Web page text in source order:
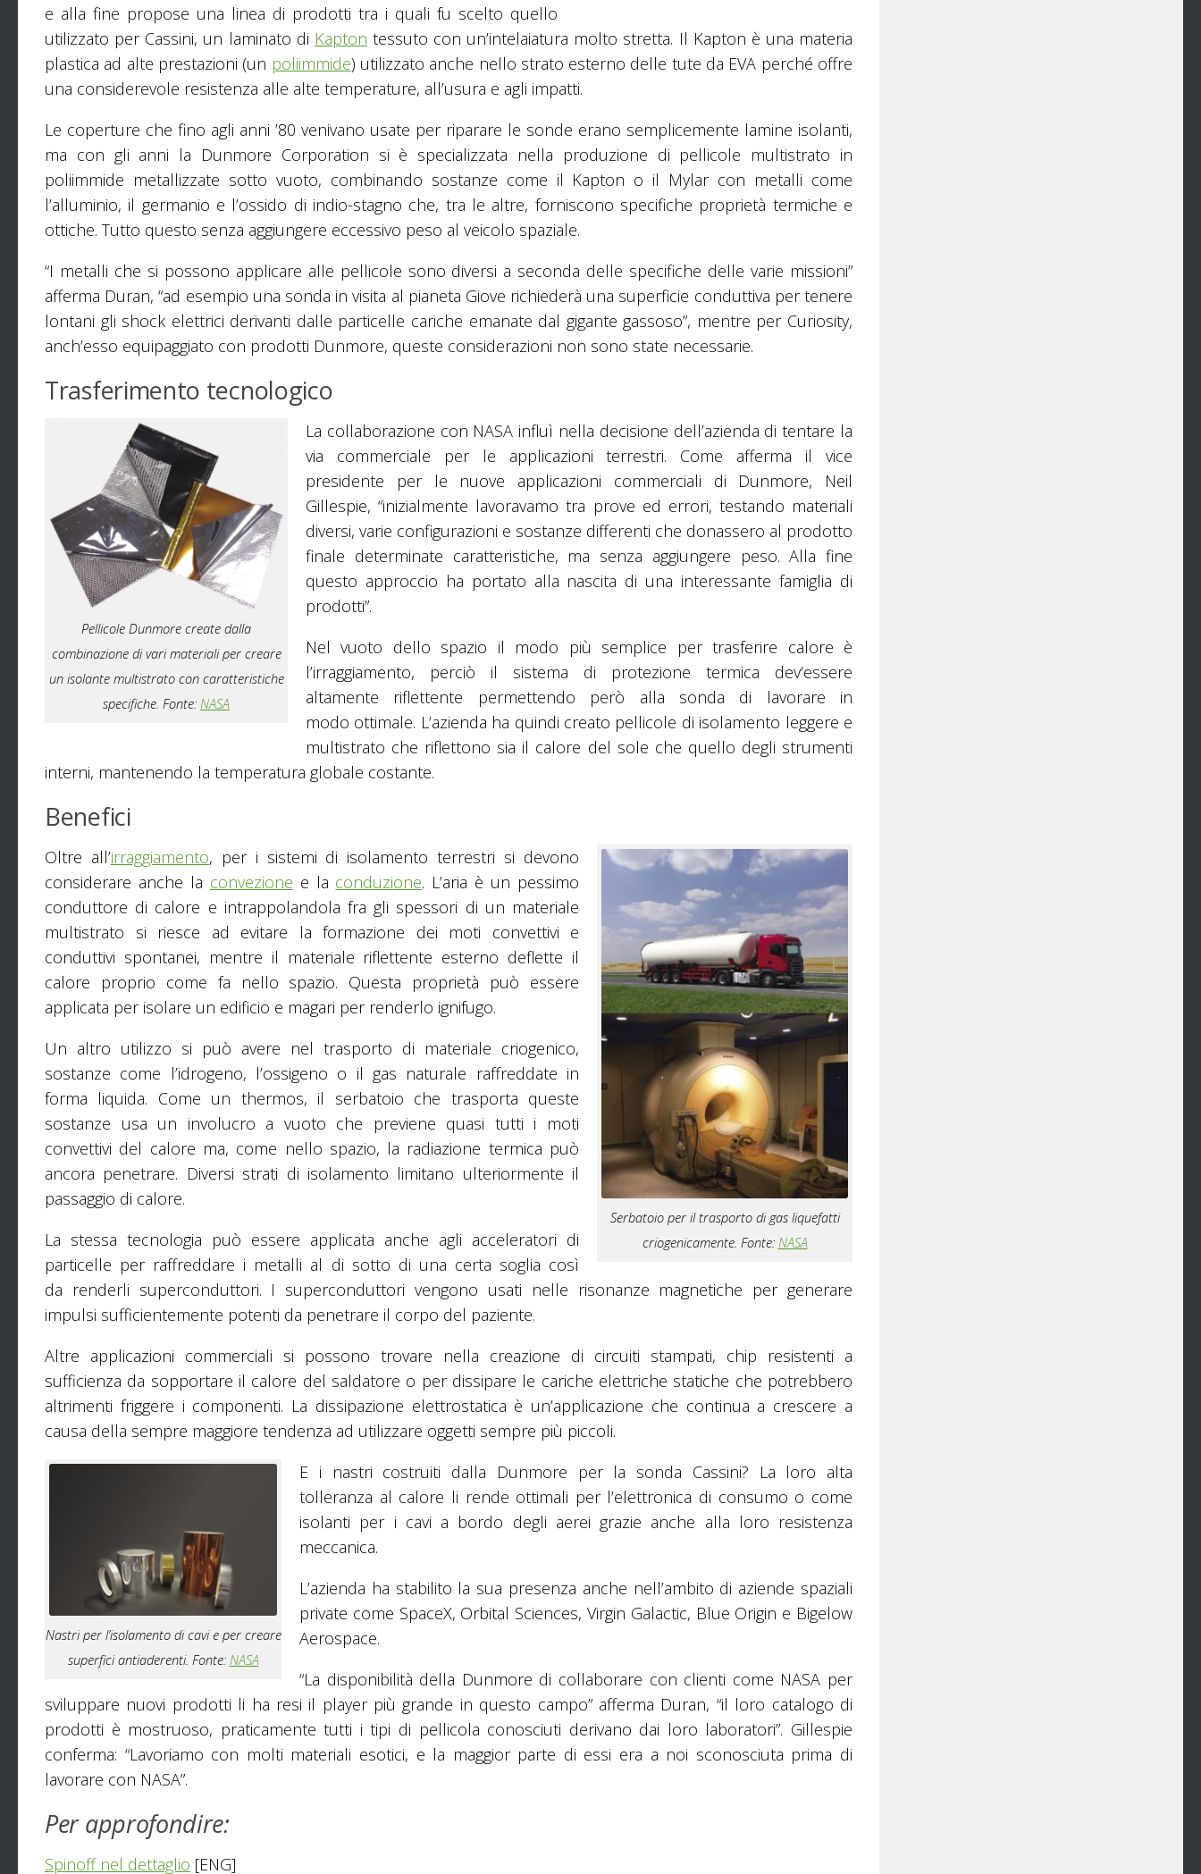
e alla fine propose una linea di prodotti tra i quali fu scelto quello
utilizzato per Cassini, un laminato di Kapton tessuto con un’intelaiatura molto stretta. Il Kapton è una materia
plastica ad alte prestazioni (un poliimmide) utilizzato anche nello strato esterno delle tute da EVA perché offre
una considerevole resistenza alle alte temperature, all’usura e agli impatti.
Le coperture che fino agli anni ’80 venivano usate per riparare le sonde erano semplicemente lamine isolanti,
ma con gli anni la Dunmore Corporation si è specializzata nella produzione di pellicole multistrato in
poliimmide metallizzate sotto vuoto, combinando sostanze come il Kapton o il Mylar con metalli come
l’alluminio, il germanio e l’ossido di indio-stagno che, tra le altre, forniscono specifiche proprietà termiche e
ottiche. Tutto questo senza aggiungere eccessivo peso al veicolo spaziale.
“I metalli che si possono applicare alle pellicole sono diversi a seconda delle specifiche delle varie missioni”
afferma Duran, “ad esempio una sonda in visita al pianeta Giove richiederà una superficie conduttiva per tenere
lontani gli shock elettrici derivanti dalle particelle cariche emanate dal gigante gassoso”, mentre per Curiosity,
anch’esso equipaggiato con prodotti Dunmore, queste considerazioni non sono state necessarie.
Trasferimento tecnologico
Pellicole Dunmore create dalla
combinazione di vari materiali per creare
un isolante multistrato con caratteristiche
specifiche. Fonte: NASA
La collaborazione con NASA influì nella decisione dell’azienda di tentare la
via commerciale per le applicazioni terrestri. Come afferma il vice
presidente per le nuove applicazioni commerciali di Dunmore, Neil
Gillespie, “inizialmente lavoravamo tra prove ed errori, testando materiali
diversi, varie configurazioni e sostanze differenti che donassero al prodotto
finale determinate caratteristiche, ma senza aggiungere peso. Alla fine
questo approccio ha portato alla nascita di una interessante famiglia di
prodotti”.
Nel vuoto dello spazio il modo più semplice per trasferire calore è
l’irraggiamento, perciò il sistema di protezione termica dev’essere
altamente riflettente permettendo però alla sonda di lavorare in
modo ottimale. L’azienda ha quindi creato pellicole di isolamento leggere e
multistrato che riflettono sia il calore del sole che quello degli strumenti
interni, mantenendo la temperatura globale costante.
Benefici
Serbatoio per il trasporto di gas liquefatti
criogenicamente. Fonte: NASA
Oltre all’irraggiamento, per i sistemi di isolamento terrestri si devono
considerare anche la convezione e la conduzione. L’aria è un pessimo
conduttore di calore e intrappolandola fra gli spessori di un materiale
multistrato si riesce ad evitare la formazione dei moti convettivi e
conduttivi spontanei, mentre il materiale riflettente esterno deflette il
calore proprio come fa nello spazio. Questa proprietà può essere
applicata per isolare un edificio e magari per renderlo ignifugo.
Un altro utilizzo si può avere nel trasporto di materiale criogenico,
sostanze come l’idrogeno, l’ossigeno o il gas naturale raffreddate in
forma liquida. Come un thermos, il serbatoio che trasporta queste
sostanze usa un involucro a vuoto che previene quasi tutti i moti
convettivi del calore ma, come nello spazio, la radiazione termica può
ancora penetrare. Diversi strati di isolamento limitano ulteriormente il
passaggio di calore.
La stessa tecnologia può essere applicata anche agli acceleratori di
particelle per raffreddare i metalli al di sotto di una certa soglia così
da renderli superconduttori. I superconduttori vengono usati nelle risonanze magnetiche per generare
impulsi sufficientemente potenti da penetrare il corpo del paziente.
Altre applicazioni commerciali si possono trovare nella creazione di circuiti stampati, chip resistenti a
sufficienza da sopportare il calore del saldatore o per dissipare le cariche elettriche statiche che potrebbero
altrimenti friggere i componenti. La dissipazione elettrostatica è un’applicazione che continua a crescere a
causa della sempre maggiore tendenza ad utilizzare oggetti sempre più piccoli.
Nastri per l’isolamento di cavi e per creare
superfici antiaderenti. Fonte: NASA
E i nastri costruiti dalla Dunmore per la sonda Cassini? La loro alta
tolleranza al calore li rende ottimali per l’elettronica di consumo o come
isolanti per i cavi a bordo degli aerei grazie anche alla loro resistenza
meccanica.
L’azienda ha stabilito la sua presenza anche nell’ambito di aziende spaziali
private come SpaceX, Orbital Sciences, Virgin Galactic, Blue Origin e Bigelow
Aerospace.
“La disponibilità della Dunmore di collaborare con clienti come NASA per
sviluppare nuovi prodotti li ha resi il player più grande in questo campo” afferma Duran, “il loro catalogo di
prodotti è mostruoso, praticamente tutti i tipi di pellicola conosciuti derivano dai loro laboratori”. Gillespie
conferma: “Lavoriamo con molti materiali esotici, e la maggior parte di essi era a noi sconosciuta prima di
lavorare con NASA”.
Per approfondire:
Spinoff nel dettaglio [ENG]